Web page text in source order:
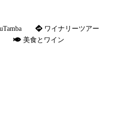
ワイナリーツアー
美食とワイン